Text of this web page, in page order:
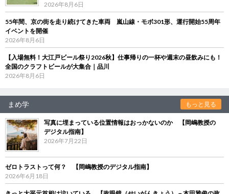
2026年8月6日
55年間、京の街を走り続けてきた車両 嵐山線・モボ301形、運行開始55周年
イベントを開催
2026年8月6日
【入場無料！大江戸ビール祭り2026秋】仕事帰りの一杯や週末の昼飲みにも！
全国のクラフトビールが大集合｜品川
2026年8月6日
まめ学 もっと見る
写真に埋まっている位置情報はおっかないのか 【岡嶋教授の
デジタル指南】
2026年7月22日
ゼロトラストって何？ 【岡嶋教授のデジタル指南】
2026年6月18日